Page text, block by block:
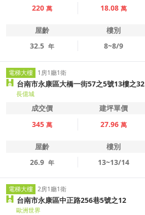
220 萬 18.08 萬
屋齡 樓別
32.5 年 8~8/9
電梯大樓 1房1廳1衛
台南市永康區大橋一街57之5號13樓之32
長億城
成交價 建坪單價
345 萬 27.96 萬
屋齡 樓別
26.9 年 13~13/14
電梯大樓 2房1廳1衛
台南市永康區中正路256巷5號之12
歐洲世界